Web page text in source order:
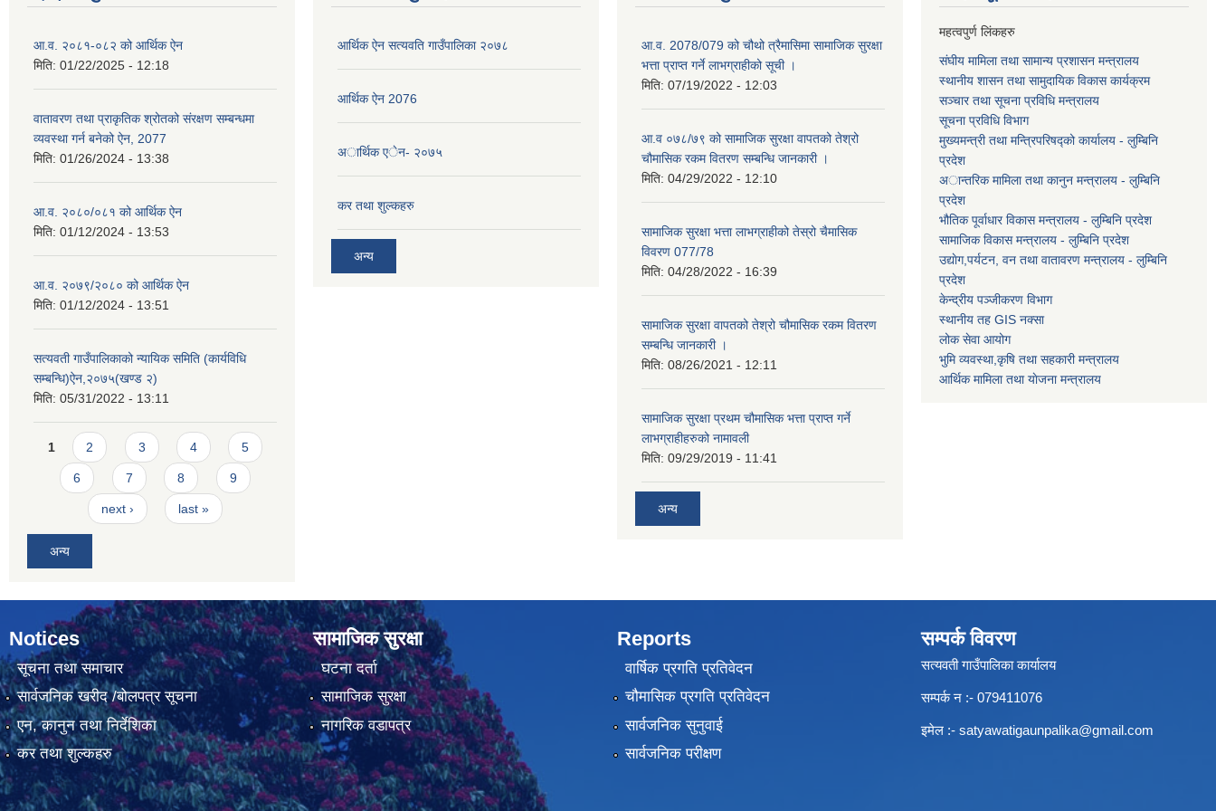
आ.व. २०८१-०८२ को आर्थिक ऐन
मिति: 01/22/2025 - 12:18
वातावरण तथा प्राकृतिक श्रोतको संरक्षण सम्बन्धमा
व्यवस्था गर्न बनेको ऐन, 2077
मिति: 01/26/2024 - 13:38
आ.व. २०८०/०८१ को आर्थिक ऐन
मिति: 01/12/2024 - 13:53
आ.व. २०७९/२०८० को आर्थिक ऐन
मिति: 01/12/2024 - 13:51
सत्यवती गाउँपालिकाको न्यायिक समिति (कार्यविधि
सम्बन्धि)ऐन,२०७५(खण्ड २)
मिति: 05/31/2022 - 13:11
Pages
1 2 3 4 5
6 7 8 9
next › last »
अन्य
आर्थिक ऐन सत्यवति गाउँपालिका २०७८
आर्थिक ऐन 2076
अार्थिक एेन- २०७५
कर तथा शुल्कहरु
अन्य
आ.व. 2078/079 को चौथो त्रैमासिमा सामाजिक सुरक्षा
भत्ता प्राप्त गर्ने लाभग्राहीको सूची ।
मिति: 07/19/2022 - 12:03
आ.व ०७८/७९ को सामाजिक सुरक्षा वापतको तेश्रो
चौमासिक रकम वितरण सम्बन्धि जानकारी ।
मिति: 04/29/2022 - 12:10
सामाजिक सुरक्षा भत्ता लाभग्राहीको तेस्रो चैमासिक
विवरण 077/78
मिति: 04/28/2022 - 16:39
सामाजिक सुरक्षा वापतको तेश्रो चौमासिक रकम वितरण
सम्बन्धि जानकारी ।
मिति: 08/26/2021 - 12:11
सामाजिक सुरक्षा प्रथम चौमासिक भत्ता प्राप्त गर्ने
लाभग्राहीहरुको नामावली
मिति: 09/29/2019 - 11:41
अन्य
महत्वपुर्ण लिंकहरु
संघीय मामिला तथा सामान्य प्रशासन मन्त्रालय
स्थानीय शासन तथा सामुदायिक विकास कार्यक्रम
सञ्चार तथा सूचना प्रविधि मन्त्रालय
सूचना प्रविधि विभाग
मुख्यमन्त्री तथा मन्त्रिपरिषद्को कार्यालय - लुम्बिनि
प्रदेश
अान्तरिक मामिला तथा कानुन मन्त्रालय - लुम्बिनि
प्रदेश
भौतिक पूर्वाधार विकास मन्त्रालय - लुम्बिनि प्रदेश
सामाजिक विकास मन्त्रालय - लुम्बिनि प्रदेश
उद्याेग,पर्यटन, वन तथा वातावरण मन्त्रालय - लुम्बिनि
प्रदेश
केन्द्रीय पञ्जीकरण विभाग
स्थानीय तह GIS नक्सा
लोक सेवा आयोग
भुमि व्यवस्था,कृषि तथा सहकारी मन्त्रालय
आर्थिक मामिला तथा याेजना मन्त्रालय
Notices
सूचना तथा समाचार
सार्वजनिक खरीद /बोलपत्र सूचना
एन, कानुन तथा निर्देशिका
कर तथा शुल्कहरु
सामाजिक सुरक्षा
घटना दर्ता
सामाजिक सुरक्षा
नागरिक वडापत्र
Reports
वार्षिक प्रगति प्रतिवेदन
चौमासिक प्रगति प्रतिवेदन
सार्वजनिक सुनुवाई
सार्वजनिक परीक्षण
सम्पर्क विवरण
सत्यवती गाउँपालिका कार्यालय
सम्पर्क न‌ :- 079411076
इमेल :- satyawatigaunpalika@gmail.com